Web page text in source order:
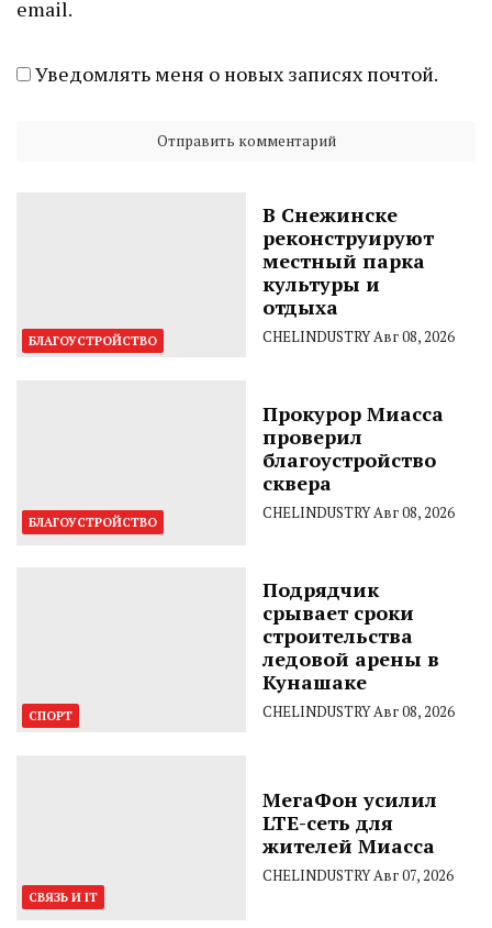
email.
Уведомлять меня о новых записях почтой.
БЛАГОУСТРОЙСТВО
В Снежинске
реконструируют
местный парка
культуры и
отдыха
CHELINDUSTRYАвг 08, 2026
БЛАГОУСТРОЙСТВО
Прокурор Миасса
проверил
благоустройство
сквера
CHELINDUSTRYАвг 08, 2026
СПОРТ
Подрядчик
срывает сроки
строительства
ледовой арены в
Кунашаке
CHELINDUSTRYАвг 08, 2026
СВЯЗЬ И IT
МегаФон усилил
LTE-сеть для
жителей Миасса
CHELINDUSTRYАвг 07, 2026